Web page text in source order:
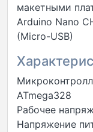
макетными
Arduino Nano
(Micro-USB)
ATmega328
Рабочее
Напряжение